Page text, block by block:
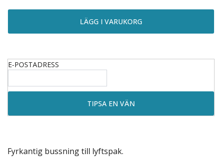
E-POSTADRESS
Fyrkantig bussning till lyftspak.